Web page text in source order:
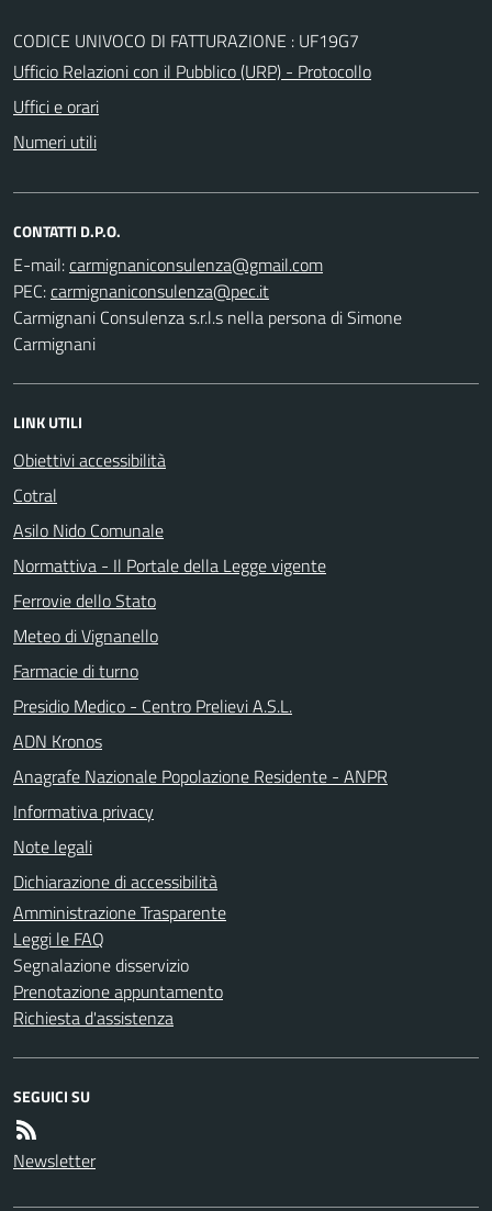
CODICE UNIVOCO DI FATTURAZIONE : UF19G7
Ufficio Relazioni con il Pubblico (URP) - Protocollo
Uffici e orari
Numeri utili
CONTATTI D.P.O.
E-mail:
PEC:
Carmignani Consulenza s.r.l.s nella persona di Simone
Carmignani
LINK UTILI
Obiettivi accessibilità
Cotral
Asilo Nido Comunale
Normattiva - Il Portale della Legge vigente
Ferrovie dello Stato
Meteo di Vignanello
Farmacie di turno
Presidio Medico - Centro Prelievi A.S.L.
ADN Kronos
Anagrafe Nazionale Popolazione Residente - ANPR
Informativa privacy
Note legali
Dichiarazione di accessibilità
Amministrazione Trasparente
Leggi le FAQ
Segnalazione disservizio
Prenotazione appuntamento
Richiesta d'assistenza
SEGUICI SU
Newsletter